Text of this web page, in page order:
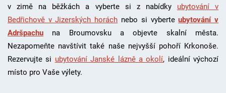
v zimě na běžkách a vyberte si z nabídky ubytování v
Bedřichově v Jizerských horách nebo si vyberteubytování v
Adršpachu
na Broumovsku a objevte skalní města.
Nezapomeňte navštívit také naše nejvyšší pohoří Krkonoše.
Rezervujte si ubytování Janské lázně a okolí, ideální výchozí
místo pro Vaše výlety.